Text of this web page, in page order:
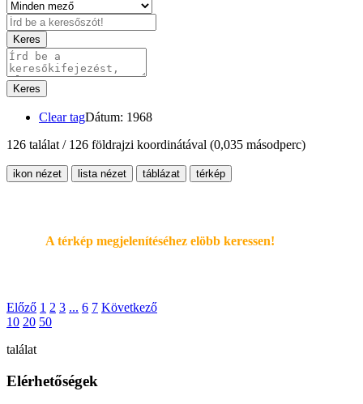
Keres
Keres
Clear tagDátum: 1968
126 találat / 126 földrajzi koordinátával (0,035 másodperc)
ikon nézet lista nézet táblázat térkép
A térkép megjelenítéséhez elöbb keressen!
Előző 1 2 3 ... 6 7 Következő
10 20 50
találat
Elérhetőségek